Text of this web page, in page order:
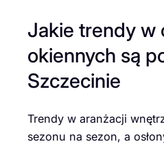
Jakie trendy w
okiennych są
Szczecinie
Trendy w aranżacji
sezonu na sezon, a